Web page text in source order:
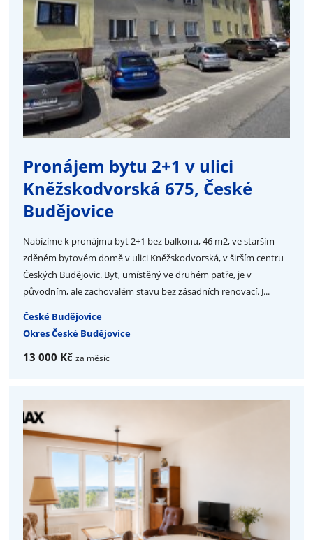
Pronájem bytu 2+1 v ulici
Kněžskodvorská 675, České
Budějovice
Nabízíme k pronájmu byt 2+1 bez balkonu, 46 m2, ve starším
zděném bytovém domě v ulici Kněžskodvorská, v širším centru
Českých Budějovic. Byt, umístěný ve druhém patře, je v
původním, ale zachovalém stavu bez zásadních renovací. J...
České Budějovice
Okres České Budějovice
13 000 Kč za měsíc